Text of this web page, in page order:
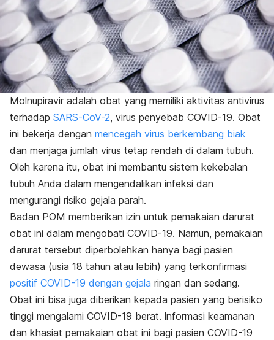
Molnupiravir adalah obat yang memiliki aktivitas antivirus
terhadap SARS-CoV-2, virus penyebab COVID-19. Obat
ini bekerja dengan mencegah virus berkembang biak
dan menjaga jumlah virus tetap rendah di dalam tubuh.
Oleh karena itu, obat ini membantu sistem kekebalan
tubuh Anda dalam mengendalikan infeksi dan
mengurangi risiko gejala parah.
Badan POM memberikan izin untuk pemakaian darurat
obat ini dalam mengobati COVID-19. Namun, pemakaian
darurat tersebut diperbolehkan hanya bagi pasien
dewasa (usia 18 tahun atau lebih) yang terkonfirmasi
positif COVID-19 dengan gejala ringan dan sedang.
Obat ini bisa juga diberikan kepada pasien yang berisiko
tinggi mengalami COVID-19 berat. lnformasi keamanan
dan khasiat pemakaian obat ini bagi pasien COVID-19